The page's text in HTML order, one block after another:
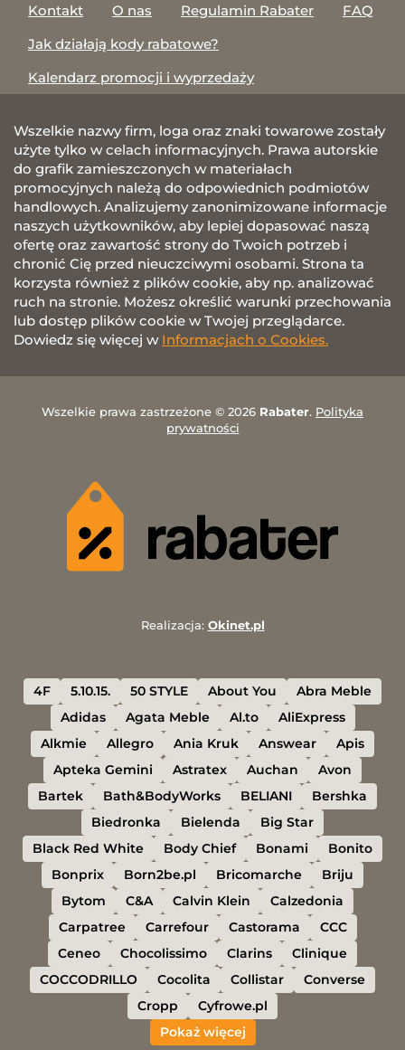
Kontakt
O nas Regulamin Rabater
FAQ
Jak działają kody rabatowe?
Kalendarz promocji i wyprzedaży
Wszelkie nazwy firm, loga oraz znaki towarowe zostały
użyte tylko w celach informacyjnych. Prawa autorskie
do grafik zamieszczonych w materiałach
promocyjnych należą do odpowiednich podmiotów
handlowych. Analizujemy zanonimizowane informacje
naszych użytkowników, aby lepiej dopasować naszą
ofertę oraz zawartość strony do Twoich potrzeb i
chronić Cię przed nieuczciwymi osobami. Strona ta
korzysta również z plików cookie, aby np. analizować
ruch na stronie. Możesz określić warunki przechowania
lub dostęp plików cookie w Twojej przeglądarce.
Dowiedz się więcej w Informacjach o Cookies.
Wszelkie prawa zastrzeżone © 2026 Rabater. Polityka
prywatności
Realizacja: Okinet.pl
4F 5.10.15. 50 STYLE About You
Abra Meble
Adidas
Agata Meble Al.to
AliExpress
Alkmie
Allegro Ania Kruk Answear
Apis
Apteka Gemini
Astratex Auchan
Avon
Bartek
Bath&BodyWorks BELIANI
Bershka
Biedronka
Bielenda
Big Star
Black Red White
Body Chief Bonami
Bonito
Bonprix
Born2be.pl Bricomarche
Briju
Bytom
C&A Calvin Klein
Calzedonia
Carpatree
Carrefour Castorama
CCC
Ceneo
Chocolissimo Clarins
Clinique
COCCODRILLO
Cocolita Collistar
Converse
Cropp
Cyfrowe.pl
Pokaż więcej